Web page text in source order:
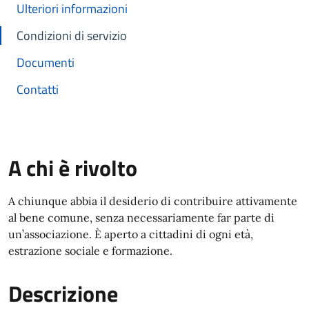
Ulteriori informazioni
Condizioni di servizio
Documenti
Contatti
A chi è rivolto
A chiunque abbia il desiderio di contribuire attivamente
al bene comune, senza necessariamente far parte di
un’associazione. È aperto a cittadini di ogni età,
estrazione sociale e formazione.
Descrizione